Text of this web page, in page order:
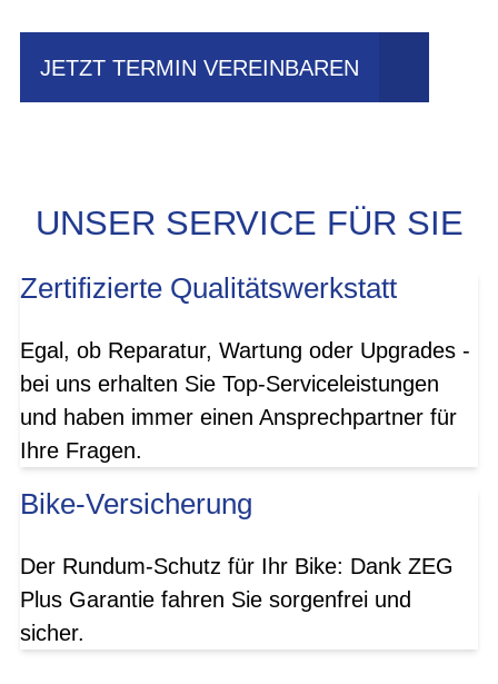
JETZT TERMIN VEREINBAREN
UNSER SERVICE FÜR SIE
Zertifizierte Qualitätswerkstatt
Egal, ob Reparatur, Wartung oder Upgrades -
bei uns erhalten Sie Top-Serviceleistungen
und haben immer einen Ansprechpartner für
Ihre Fragen.
Bike-Versicherung
Der Rundum-Schutz für Ihr Bike: Dank ZEG
Plus Garantie fahren Sie sorgenfrei und
sicher.